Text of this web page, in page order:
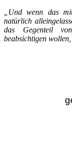
„Und wenn das
natürlich
das Gegenteil
beabsichtigen